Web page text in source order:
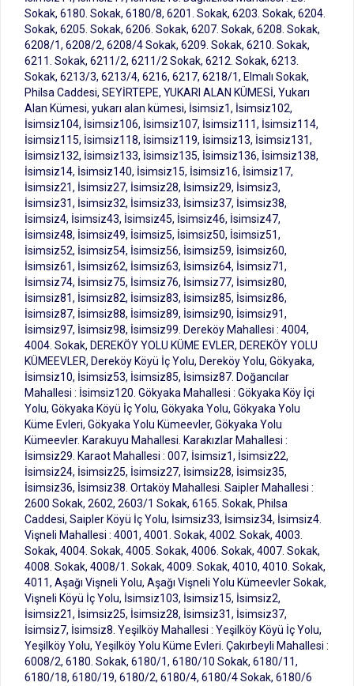
Sokak, 6180. Sokak, 6180/8, 6201. Sokak, 6203. Sokak, 6204.
Sokak, 6205. Sokak, 6206. Sokak, 6207. Sokak, 6208. Sokak,
6208/1, 6208/2, 6208/4 Sokak, 6209. Sokak, 6210. Sokak,
6211. Sokak, 6211/2, 6211/2 Sokak, 6212. Sokak, 6213.
Sokak, 6213/3, 6213/4, 6216, 6217, 6218/1, Elmalı Sokak,
Philsa Caddesi, SEYİRTEPE, YUKARI ALAN KÜMESİ, Yukarı
Alan Kümesi, yukarı alan kümesi, İsimsiz1, İsimsiz102,
İsimsiz104, İsimsiz106, İsimsiz107, İsimsiz111, İsimsiz114,
İsimsiz115, İsimsiz118, İsimsiz119, İsimsiz13, İsimsiz131,
İsimsiz132, İsimsiz133, İsimsiz135, İsimsiz136, İsimsiz138,
İsimsiz14, İsimsiz140, İsimsiz15, İsimsiz16, İsimsiz17,
İsimsiz21, İsimsiz27, İsimsiz28, İsimsiz29, İsimsiz3,
İsimsiz31, İsimsiz32, İsimsiz33, İsimsiz37, İsimsiz38,
İsimsiz4, İsimsiz43, İsimsiz45, İsimsiz46, İsimsiz47,
İsimsiz48, İsimsiz49, İsimsiz5, İsimsiz50, İsimsiz51,
İsimsiz52, İsimsiz54, İsimsiz56, İsimsiz59, İsimsiz60,
İsimsiz61, İsimsiz62, İsimsiz63, İsimsiz64, İsimsiz71,
İsimsiz74, İsimsiz75, İsimsiz76, İsimsiz77, İsimsiz80,
İsimsiz81, İsimsiz82, İsimsiz83, İsimsiz85, İsimsiz86,
İsimsiz87, İsimsiz88, İsimsiz89, İsimsiz90, İsimsiz91,
İsimsiz97, İsimsiz98, İsimsiz99. Dereköy Mahallesi : 4004,
4004. Sokak, DEREKÖY YOLU KÜME EVLER, DEREKÖY YOLU
KÜMEEVLER, Dereköy Köyü İç Yolu, Dereköy Yolu, Gökyaka,
İsimsiz10, İsimsiz53, İsimsiz85, İsimsiz87. Doğancılar
Mahallesi : İsimsiz120. Gökyaka Mahallesi : Gökyaka Köy İçi
Yolu, Gökyaka Köyü İç Yolu, Gökyaka Yolu, Gökyaka Yolu
Küme Evleri, Gökyaka Yolu Kümeevler, Gökyaka Yolu
Kümeevler. Karakuyu Mahallesi. Karakızlar Mahallesi :
İsimsiz29. Karaot Mahallesi : 007, İsimsiz1, İsimsiz22,
İsimsiz24, İsimsiz25, İsimsiz27, İsimsiz28, İsimsiz35,
İsimsiz36, İsimsiz38. Ortaköy Mahallesi. Saipler Mahallesi :
2600 Sokak, 2602, 2603/1 Sokak, 6165. Sokak, Philsa
Caddesi, Saipler Köyü İç Yolu, İsimsiz33, İsimsiz34, İsimsiz4.
Vişneli Mahallesi : 4001, 4001. Sokak, 4002. Sokak, 4003.
Sokak, 4004. Sokak, 4005. Sokak, 4006. Sokak, 4007. Sokak,
4008. Sokak, 4008/1. Sokak, 4009. Sokak, 4010, 4010. Sokak,
4011, Aşağı Vişneli Yolu, Aşağı Vişneli Yolu Kümeevler Sokak,
Vişneli Köyü İç Yolu, İsimsiz103, İsimsiz15, İsimsiz2,
İsimsiz21, İsimsiz25, İsimsiz28, İsimsiz31, İsimsiz37,
İsimsiz7, İsimsiz8. Yeşilköy Mahallesi : Yeşilköy Köyü İç Yolu,
Yeşilköy Yolu, Yeşilköy Yolu Küme Evleri. Çakırbeyli Mahallesi :
6008/2, 6180. Sokak, 6180/1, 6180/10 Sokak, 6180/11,
6180/18, 6180/19, 6180/2, 6180/4, 6180/4 Sokak, 6180/6